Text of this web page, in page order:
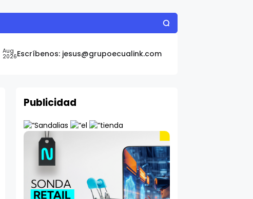
Aug
2026Escríbenos: jesus@grupoecualink.com
Publicidad